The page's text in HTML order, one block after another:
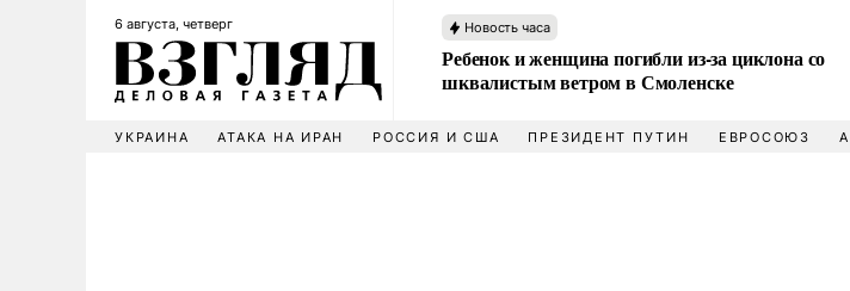
6 августа, четверг Новость часа
Ребенок и женщина погибли из-за циклона со
шквалистым ветром в Смоленске
УКРАИНА АТАКА НА ИРАН РОССИЯ И США ПРЕЗИДЕНТ ПУТИН ЕВРОСОЮЗ